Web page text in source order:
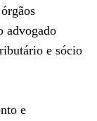
advogado
e sócio
e